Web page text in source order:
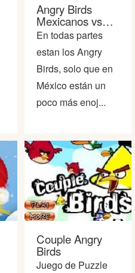
Angry Birds
Mexicanos vs
Trump
En todas partes
estan los Angry
Birds, solo que en
México están un
poco más enoj...
Couple Angry
Birds
Juego de Puzzle